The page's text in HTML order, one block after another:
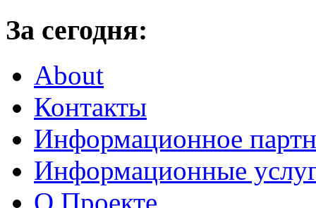
За сегодня:
About
Контакты
Информационное
Информационные